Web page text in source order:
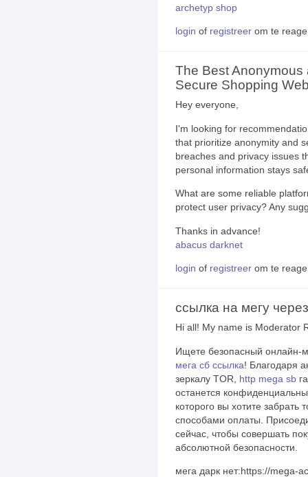
archetyp shop
login of registreer om te
The Best Anonymous
Secure Shopping
Hey everyone,
I'm looking for
that prioritize anonymity and
breaches and privacy issues
personal information stays
What are some reliable
protect user privacy? Any
Thanks in advance!
abacus darknet
login of registreer om te
ссылка на мегу
Hi all! My name is Moderator
Ищете безопасный онлайн-
мега сб ссылка! Благодаря
зеркалу TOR, http mega sb
останется
которого вы хотите забрать
способами оплаты.
сейчас, чтобы совершать
абсолютной безопасности.
мега дарк нет:https://mega-